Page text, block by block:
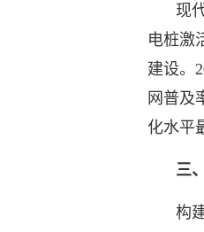
现
电桩激
建设。
网普及
化水平
三
构